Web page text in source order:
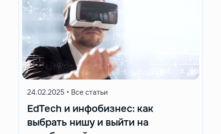
24.02.2025 • Все статьи
EdTech и инфобизнес: как
выбрать нишу и выйти на